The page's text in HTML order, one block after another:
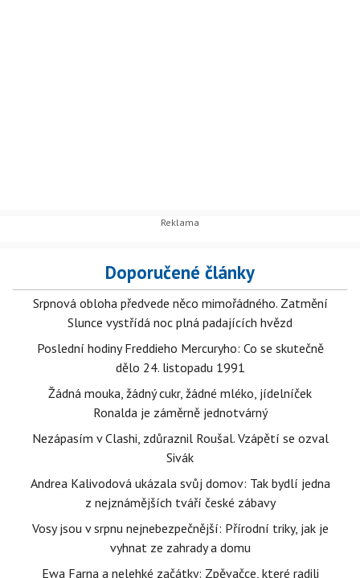
Doporučené články
Srpnová obloha předvede něco mimořádného. Zatmění
Slunce vystřídá noc plná padajících hvězd
Poslední hodiny Freddieho Mercuryho: Co se skutečně
dělo 24. listopadu 1991
Žádná mouka, žádný cukr, žádné mléko, jídelníček
Ronalda je záměrně jednotvárný
Nezápasím v Clashi, zdůraznil Roušal. Vzápětí se ozval
Sivák
Andrea Kalivodová ukázala svůj domov: Tak bydlí jedna
z nejznámějších tváří české zábavy
Vosy jsou v srpnu nejnebezpečnější: Přírodní triky, jak je
vyhnat ze zahrady a domu
Ewa Farna a nelehké začátky: Zpěvačce, které radili